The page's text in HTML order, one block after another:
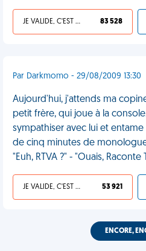
JE VALIDE, C'EST UNE VDM 83 528
Par Darkmomo - 29/08/2009 13:30
Aujourd'hui, j'attends ma
petit frère, qui joue à la
sympathiser avec lui et
de cinq minutes de
"Euh, RTVA ?" - "Ouais, Raconte
JE VALIDE, C'EST UNE VDM 53 921
ENCORE,